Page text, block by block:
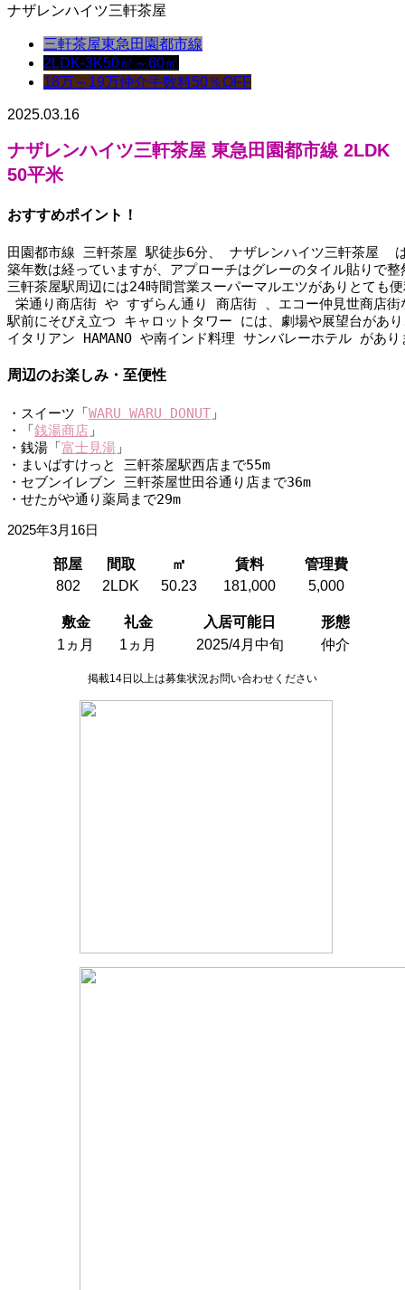
ナザレンハイツ三軒茶屋
三軒茶屋東急田園都市線
2LDK-3K50㎡～60㎡
18万～19万仲介手数料50％OFF
2025.03.16
ナザレンハイツ三軒茶屋 東急田園都市線 2LDK
50平米
おすすめポイント！
田園都市線 三軒茶屋 駅徒歩6分、 ナザレンハイツ三軒茶屋
築年数は経っていますが、アプローチはグレーのタイル貼りで
三軒茶屋駅周辺には24時間営業スーパーマルエツがありとても
栄通り商店街 や すずらん通り 商店街 、エコー仲見世商店街
駅前にそびえ立つ キャロットタワー には、劇場や展望台があ
イタリアン HAMANO や南インド料理 サンバレーホテル があ
周辺のお楽しみ・至便性
・スイーツ「WARU WARU DONUT 」
・「銭湯商店 」
・銭湯「富士見湯 」
・まいばすけっと 三軒茶屋駅西店まで55m
・セブンイレブン 三軒茶屋世田谷通り店まで36m
・せたがや通り薬局まで29m
2025年3月16日
部屋 間取 ㎡ 賃料
管理費
802
2LDK 50.23 181,000 5,000
敷金 礼金 入居可能日
形態
1ヵ月
1ヵ月 2025/4月中旬 仲介
掲載14日以上は募集状況お問い合わせください